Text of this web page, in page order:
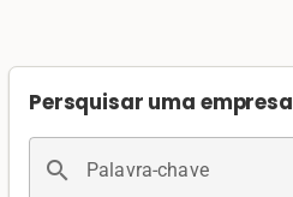
Persquisar uma empresa
search Palavra-chave